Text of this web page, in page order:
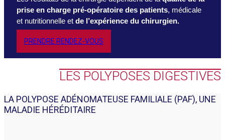
prise en charge pré-opératoire des patients, médicale
et nutritionnelle et de l’expérience du chirurgien.
PRENDRE RENDEZ-VOUS
LES POLYPOSES DIGESTIVES
LA POLYPOSE ADÉNOMATEUSE FAMILIALE (PAF), UNE
MALADIE HÉRÉDITAIRE